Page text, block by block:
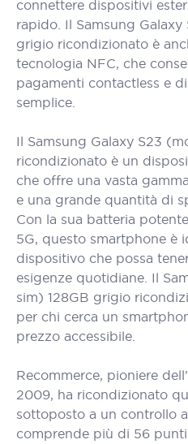
connettere dispositivi
rapido. Il Samsung
grigio ricondizionato è
tecnologia NFC, che
pagamenti contactless e
semplice.
Il Samsung Galaxy S23
ricondizionato è un
che offre una vasta
e una grande quantità di
Con la sua batteria
5G, questo smartphone è
dispositivo che possa
esigenze quotidiane. Il
sim) 128GB grigio
per chi cerca un
prezzo accessibile.
Recommerce, pioniere
2009, ha ricondizionato
sottoposto a un controllo
comprende più di 56